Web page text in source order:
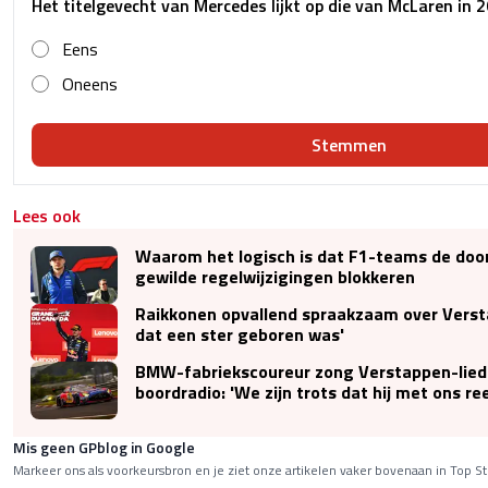
Eens
Oneens
Stemmen
Lees ook
Waarom het logisch is dat F1-teams de
gewilde regelwijzigingen blokkeren
Raikkonen opvallend spraakzaam over
dat een ster geboren was'
BMW-fabriekscoureur zong Verstappen-
boordradio: 'We zijn trots dat hij met ons
Mis geen GPblog in Google
Markeer ons als voorkeursbron en je ziet onze artikelen vaker bovenaan in Top